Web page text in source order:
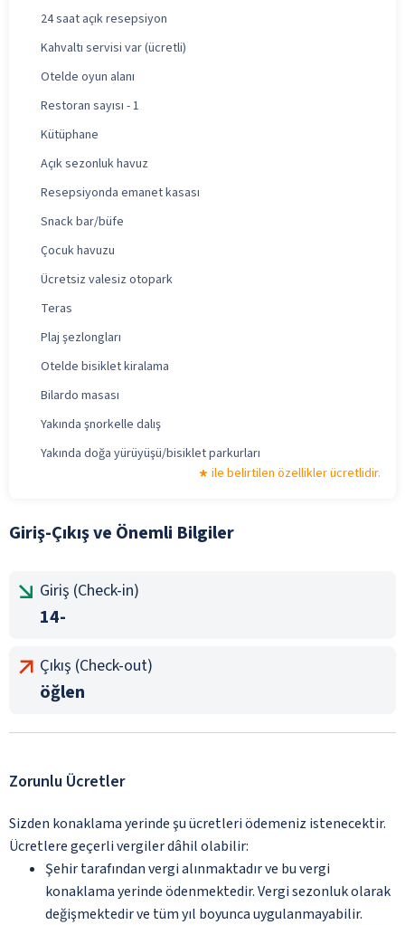
24 saat açık resepsiyon
Kahvaltı servisi var (ücretli)
Otelde oyun alanı
Restoran sayısı - 1
Kütüphane
Açık sezonluk havuz
Resepsiyonda emanet kasası
Snack bar/büfe
Çocuk havuzu
Ücretsiz valesiz otopark
Teras
Plaj şezlongları
Otelde bisiklet kiralama
Bilardo masası
Yakında şnorkelle dalış
Yakında doğa yürüyüşü/bisiklet parkurları
ile belirtilen özellikler ücretlidir.
Giriş-Çıkış ve Önemli Bilgiler
Giriş (Check-in)
14-
Çıkış (Check-out)
öğlen
Zorunlu Ücretler
Sizden konaklama yerinde şu ücretleri ödemeniz istenecektir.
Ücretlere geçerli vergiler dâhil olabilir:
Şehir tarafından vergi alınmaktadır ve bu vergi
konaklama yerinde ödenmektedir. Vergi sezonluk olarak
değişmektedir ve tüm yıl boyunca uygulanmayabilir.